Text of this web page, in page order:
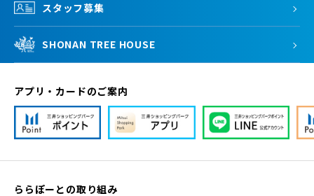
スタッフ募集
SHONAN TREE HOUSE
アプリ・カードのご案内
ららぽーとの取り組み